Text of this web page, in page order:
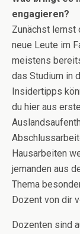
engagieren?
Zunächst lernst
neue Leute im
meistens
das Studium in
Insidertipps
du hier aus
Hausarbeiten
jemanden aus
Thema
Dozent von dir
Dozenten sind